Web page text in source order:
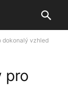
dokonalý vzhled
pro